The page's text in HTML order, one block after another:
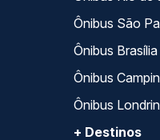
Ônibus São
Ônibus Brasília
Ônibus
Ônibus
+ Destinos